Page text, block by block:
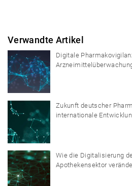
Verwandte Artikel
Digitale
Zukunft deutscher
internationale
Wie die Digitalisierung
Apothekensektor